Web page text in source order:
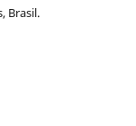
Brasil.